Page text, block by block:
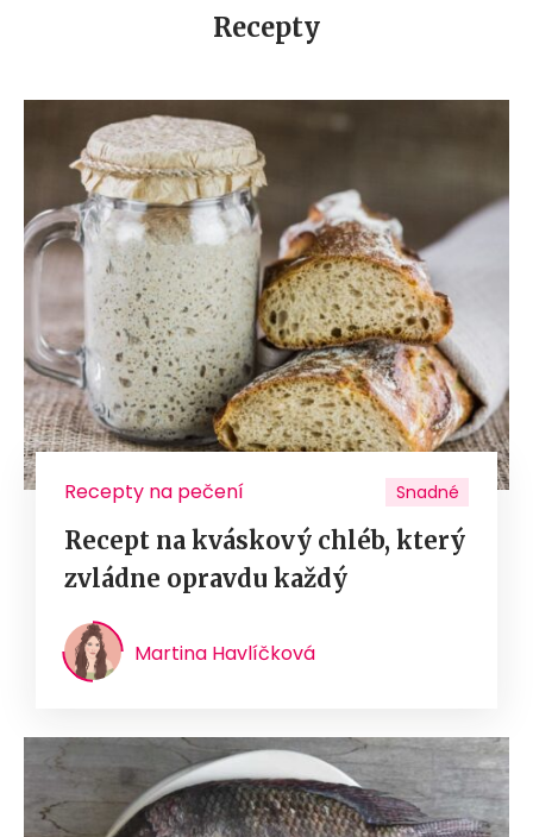
Recepty
Recepty na pečení Snadné
Recept na kváskový chléb, který
zvládne opravdu každý
Martina Havlíčková